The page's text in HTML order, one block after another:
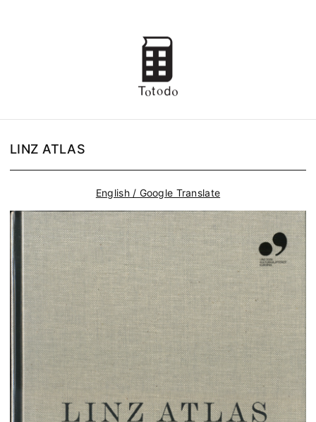
LINZ ATLAS
English / Google Translate